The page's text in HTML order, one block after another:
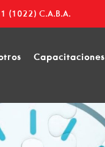
(1022) C.A.B.A.
Capacitaciones